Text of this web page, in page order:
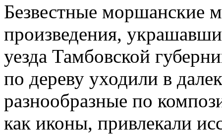
Безвестные моршанские
произведения,
уезда Тамбовской
по дереву уходили в
разнообразные по
как иконы, привлекали